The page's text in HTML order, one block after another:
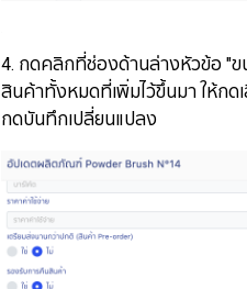
4. กดคลิกที่ช่องด้านล่างหัวข้อ "ข
สินค้าทั้งหมดที่เพิ่มไว้ขึ้นมา ให้กด
กดบันทึกเปลี่ยนแปลง